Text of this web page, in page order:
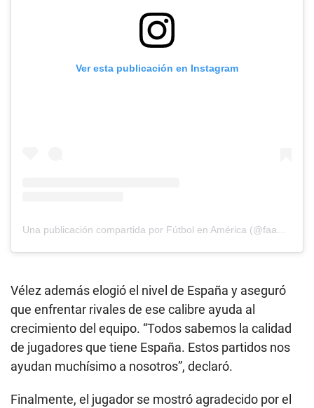
Ver esta publicación en Instagram
Una publicación compartida por Fútbol en América (@faamericatv)
Vélez además elogió el nivel de España y aseguró
que enfrentar rivales de ese calibre ayuda al
crecimiento del equipo. “Todos sabemos la calidad
de jugadores que tiene España. Estos partidos nos
ayudan muchísimo a nosotros”, declaró.
Finalmente, el jugador se mostró agradecido por el